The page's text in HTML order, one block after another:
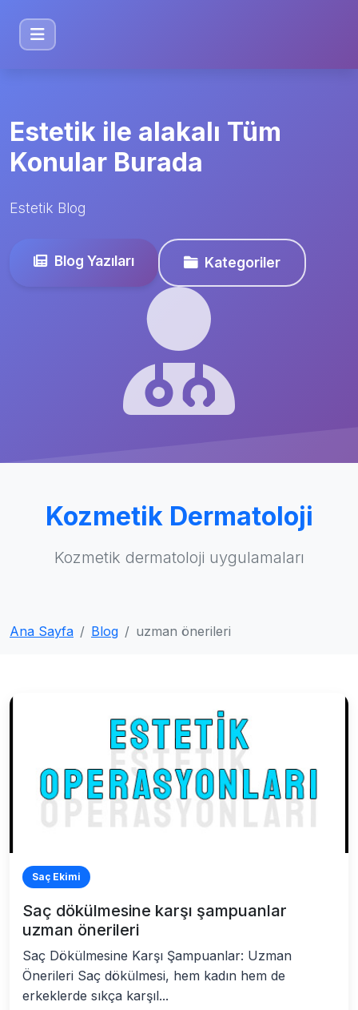
Estetik ile alakalı Tüm
Konular Burada
Estetik Blog
Blog Yazıları Kategoriler
Kozmetik Dermatoloji
Kozmetik dermatoloji uygulamaları
Ana Sayfa Blog uzman önerileri
Saç Ekimi
Saç dökülmesine karşı şampuanlar
uzman önerileri
Saç Dökülmesine Karşı Şampuanlar: Uzman
Önerileri Saç dökülmesi, hem kadın hem de
erkeklerde sıkça karşıl...